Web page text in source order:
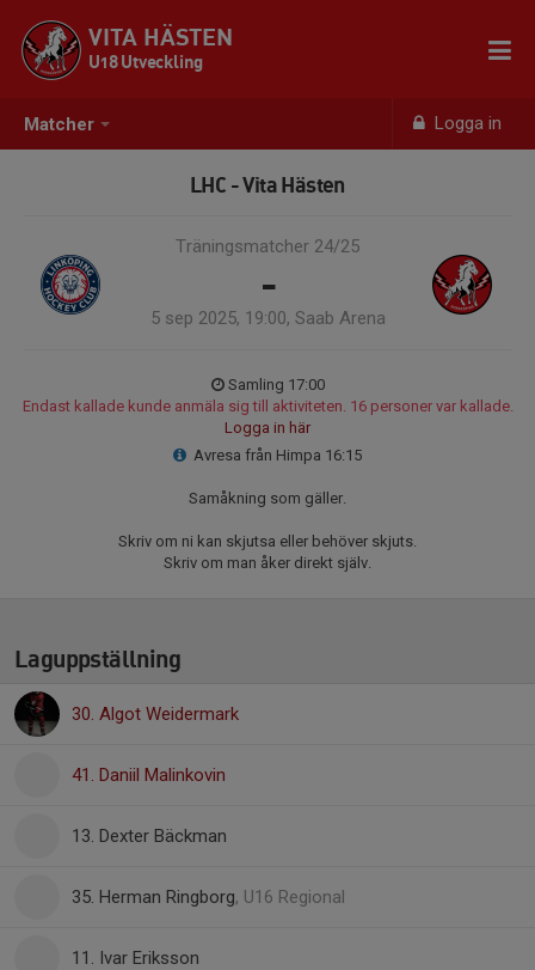
Matcher Logga in
VITA HÄSTEN
U18 Utveckling
LHC - Vita Hästen
Träningsmatcher 24/25
-
5 sep 2025, 19:00, Saab Arena
Samling 17:00
Endast kallade kunde anmäla sig till aktiviteten. 16 personer var kallade.
Logga in här
Avresa från Himpa 16:15
Samåkning som gäller.
Skriv om ni kan skjutsa eller behöver skjuts.
Skriv om man åker direkt själv.
Laguppställning
30. Algot Weidermark
41. Daniil Malinkovin
13. Dexter Bäckman
35. Herman Ringborg, U16 Regional
11. Ivar Eriksson